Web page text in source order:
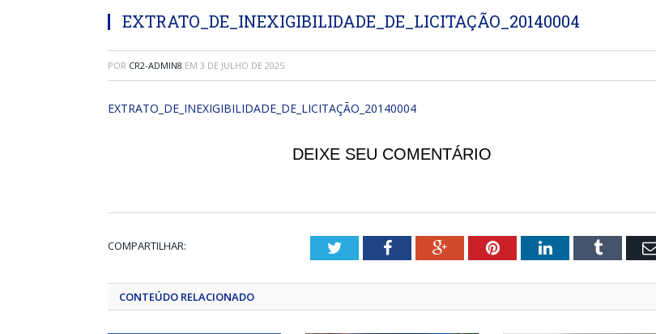
EXTRATO_DE_INEXIGIBILIDADE_DE_LICITAÇÃO_20140004
POR CR2-ADMIN8 EM 3 DE JULHO DE 2025
EXTRATO_DE_INEXIGIBILIDADE_DE_LICITAÇÃO_20140004
DEIXE SEU COMENTÁRIO
COMPARTILHAR: TwitterFacebookGoogle+PinterestLinkedInTumblr
CONTEÚDO RELACIONADO